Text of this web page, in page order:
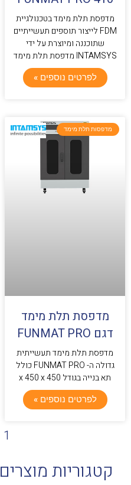
קטגוריות מוצרים
מדפסת תלת מימד בטכנולגיית
FDM לייצור תוספים תעשייתיים
שתוכננה ומיוצרת על ידי
INTAMSYS מדפסת תלת מימד
לפרטים נוספים »
מדפסות תלת מימד
מדפסת תלת מימד
דגם FUNMAT PRO
מדפסת תלת מימד תעשייתית
גדולה ה- FUNMAT PRO כולל
תא בנייה בגודל 450 x 450 x
לפרטים נוספים »
1